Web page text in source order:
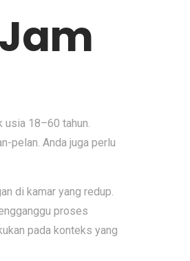
usia 18–60 tahun.
pelan. Anda juga perlu
di kamar yang redup.
proses
pada konteks yang